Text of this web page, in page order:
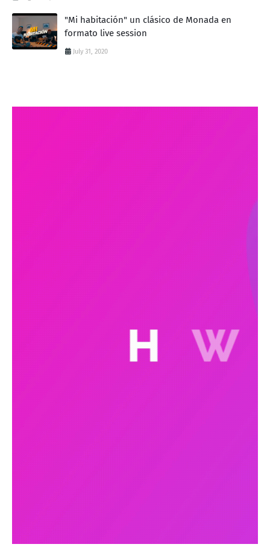
"Mi habitación" un clásico de Monada en
formato live session
July 31, 2020